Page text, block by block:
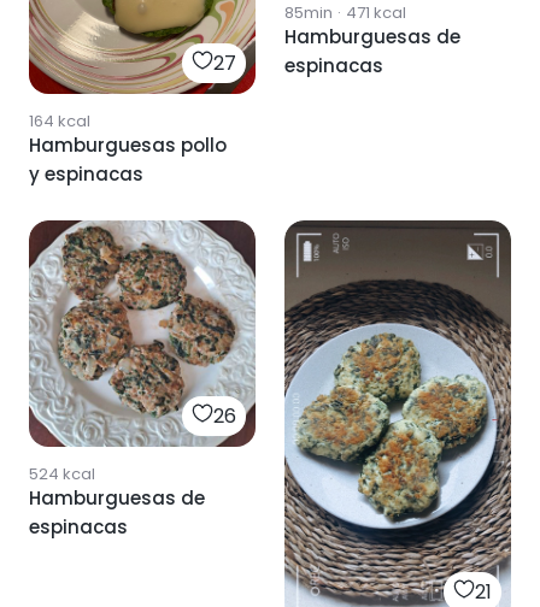
27
164 kcal
Hamburguesas pollo
y espinacas
85min · 471 kcal
Hamburguesas de
espinacas
26
524 kcal
Hamburguesas de
espinacas
21